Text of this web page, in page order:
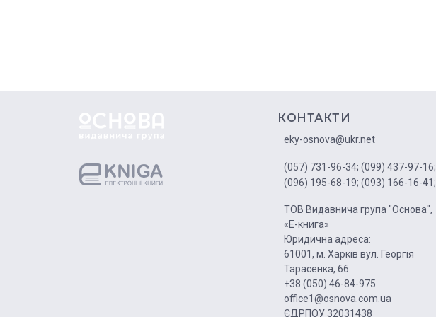
КОНТАКТИ
eky-osnova@ukr.net
(057) 731-96-34; (099) 437-97-16;
(096) 195-68-19; (093) 166-16-41;
ТОВ Видавнича група "Основа",
«Е-книга»
Юридична адреса:
61001, м. Харків вул. Георгія
Тарасенка, 66
+38 (050) 46-84-975
office1@osnova.com.ua
ЄДРПОУ 32031438